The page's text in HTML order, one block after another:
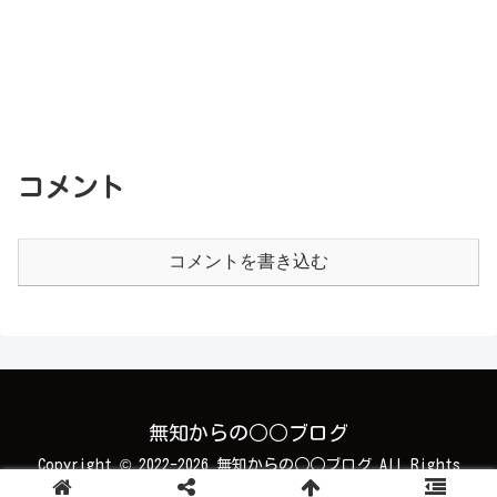
コメント
コメントを書き込む
無知からの○○ブログ
Copyright © 2022-2026 無知からの○○ブログ All Rights